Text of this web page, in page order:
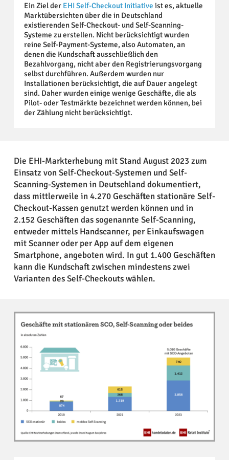
Ein Ziel der EHI Self-Checkout Initiative ist es, aktuelle
Marktübersichten über die in Deutschland
existierenden Self-Checkout- und Self-Scanning-
Systeme zu erstellen. Nicht berücksichtigt wurden
reine Self-Payment-Systeme, also Automaten, an
denen die Kundschaft ausschließlich den
Bezahlvorgang, nicht aber den Registrierungsvorgang
selbst durchführen. Außerdem wurden nur
Installationen berücksichtigt, die auf Dauer angelegt
sind. Daher wurden einige wenige Geschäfte, die als
Pilot- oder Testmärkte bezeichnet werden können, bei
der Zählung nicht berücksichtigt.
Die EHI-Markterhebung mit Stand August 2023 zum
Einsatz von Self-Checkout-Systemen und Self-
Scanning-Systemen in Deutschland dokumentiert,
dass mittlerweile in 4.270 Geschäften stationäre Self-
Checkout-Kassen genutzt werden können und in
2.152 Geschäften das sogenannte Self-Scanning,
entweder mittels Handscanner, per Einkaufswagen
mit Scanner oder per App auf dem eigenen
Smartphone, angeboten wird. In gut 1.400 Geschäften
kann die Kundschaft zwischen mindestens zwei
Varianten des Self-Checkouts wählen.